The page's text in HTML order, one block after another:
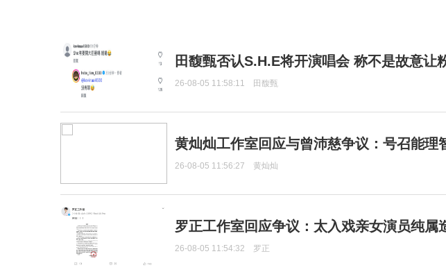
田馥甄否认S.H.E将开演唱会 称不是故意让
26-08-05 11:58:11 田馥甄
黄灿灿工作室回应与曾沛慈争议：号召能理
26-08-05 11:56:27 黄灿灿
罗正工作室回应争议：太入戏亲女演员纯属
26-08-05 11:54:32 罗正